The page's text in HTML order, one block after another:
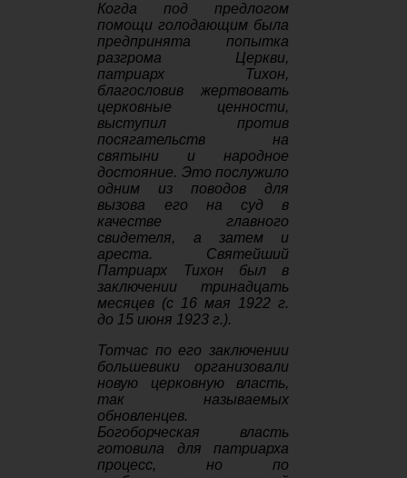
Когда под предлогом
помощи голодающим была
предпринята попытка
разгрома Церкви,
патриарх Тихон,
благословив жертвовать
церковные ценности,
выступил против
посягательств на
святыни и народное
достояние. Это послужило
одним из поводов для
вызова его на суд в
качестве главного
свидетеля, а затем и
ареста. Святейший
Патриарх Тихон был в
заключении тринадцать
месяцев (с 16 мая 1922 г.
до 15 июня 1923 г.).
Тотчас по его заключении
большевики организовали
новую церковную власть,
так называемых
обновленцев.
Богоборческая власть
готовила для патриарха
процесс, но по